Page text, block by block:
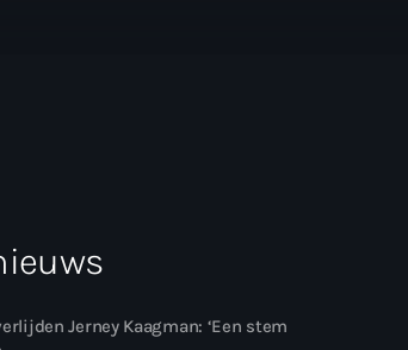
Jerney Kaagman: ‘Een stem